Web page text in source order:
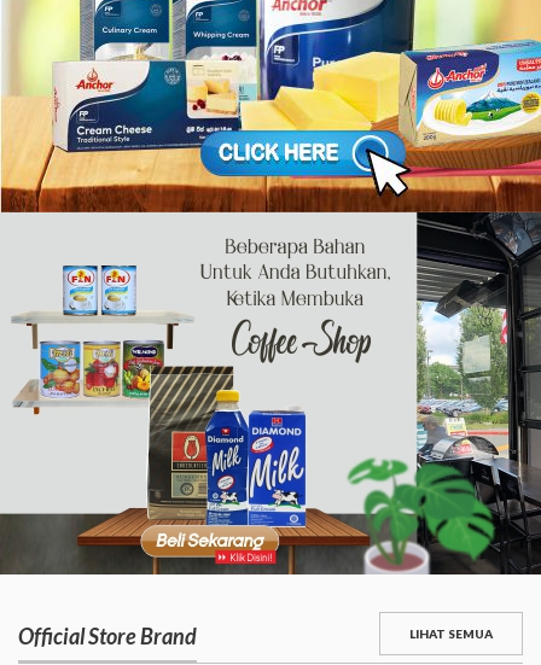
Official Store Brand LIHAT SEMUA